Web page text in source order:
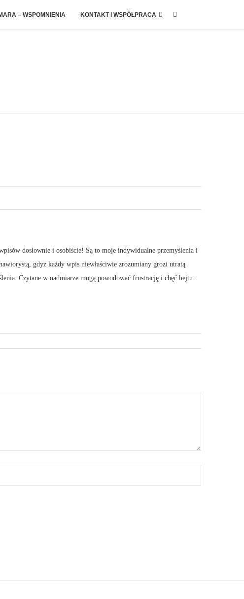
– WSPOMNIENIA KONTAKT I WSPÓŁPRACA
dosłownie i osobiście! Są to moje indywidualne przemyślenia i
gdyż każdy wpis niewłaściwie zrozumiany grozi utratą
Czytane w nadmiarze mogą powodować frustrację i chęć hejtu.